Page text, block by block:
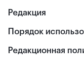
Редакция
Порядок
Редакционная